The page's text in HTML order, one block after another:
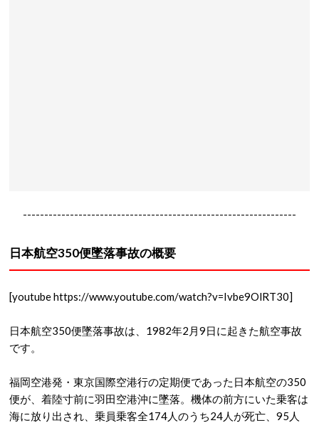
----------------------------------------------------------------
日本航空350便墜落事故の概要
[youtube https://www.youtube.com/watch?v=Ivbe9OlRT30]
日本航空350便墜落事故は、1982年2月9日に起きた航空事故
です。
福岡空港発・東京国際空港行の定期便であった日本航空の350
便が、着陸寸前に羽田空港沖に墜落。機体の前方にいた乗客は
海に放り出され、乗員乗客全174人のうち24人が死亡、95人